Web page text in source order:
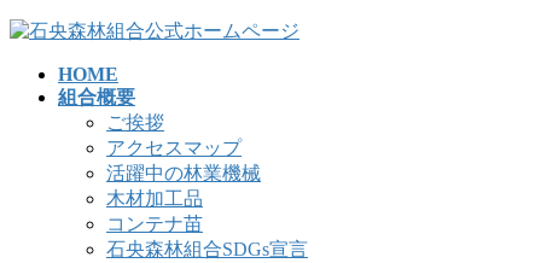
コ
ナ
HOME
組合概要
ご挨拶
アクセスマップ
活躍中の林業機械
木材加工品
コンテナ苗
石央森林組合SDGs宣言